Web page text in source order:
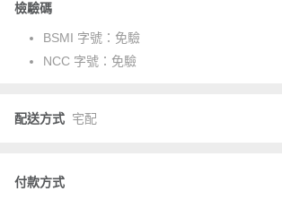
檢驗碼
BSMI 字號： 免驗
NCC 字號： 免驗
配送方式 宅配
付款方式